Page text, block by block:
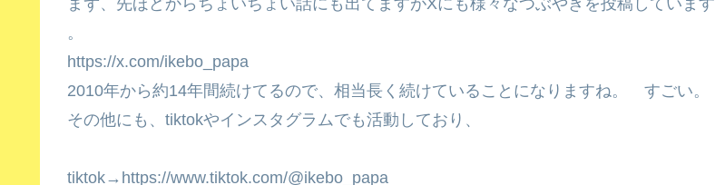
まず、先ほどからちょいちょい話にも出てますがXにも様々なつぶやきを投稿しています
。
https://x.com/ikebo_papa
2010年から約14年間続けてるので、相当長く続けていることになりますね。 すごい。
その他にも、tiktokやインスタグラムでも活動しており、
tiktok→https://www.tiktok.com/@ikebo_papa